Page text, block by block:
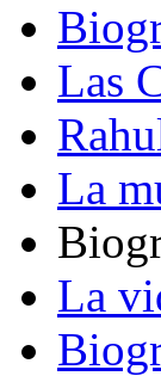
Las
La
La